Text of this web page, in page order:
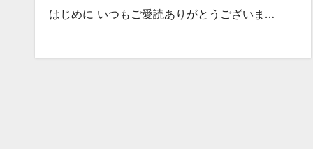
はじめに いつもご愛読ありがとうございま…